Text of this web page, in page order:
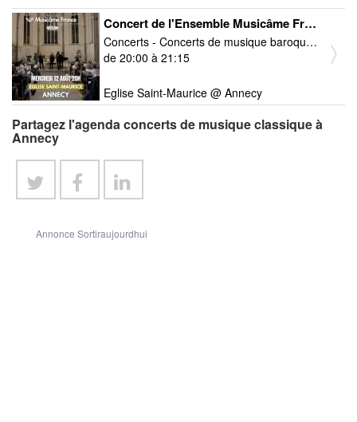
Concert de l'Ensemble Musicâme France : Ravel, Debussy, Vivaldi, Cantemir, Mozart, Bach,...
Concerts - Concerts de musique baroque - Concerts de musique classique - Concerts de musique contemporaine
de 20:00 à 21:15
Eglise Saint-Maurice @ Annecy
Partagez l'agenda concerts de musique classique à
Annecy
Annonce Sortiraujourdhui